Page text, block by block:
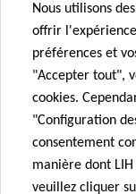
l’activité
physique
grâce à
solution
22 Mar 2023
Le
signale
baisse
par
et des
Nous utilisons
offrir
préférences et
"Accepter tout",
cookies.
"Configuration
consentement
manière dont
veuillez cliquer